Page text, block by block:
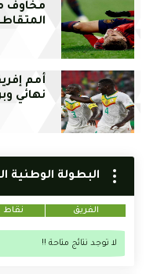
مخاوف
أمم
نهائي
البطولة الوطنية
الفريق نقاط
لا توجد نتائج متاحة !!